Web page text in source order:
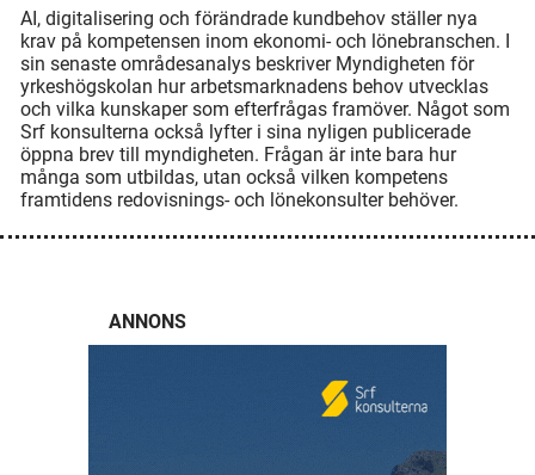
AI, digitalisering och förändrade kundbehov ställer nya
krav på kompetensen inom ekonomi- och lönebranschen. I
sin senaste områdesanalys beskriver Myndigheten för
yrkeshögskolan hur arbetsmarknadens behov utvecklas
och vilka kunskaper som efterfrågas framöver. Något som
Srf konsulterna också lyfter i sina nyligen publicerade
öppna brev till myndigheten. Frågan är inte bara hur
många som utbildas, utan också vilken kompetens
framtidens redovisnings- och lönekonsulter behöver.
ANNONS